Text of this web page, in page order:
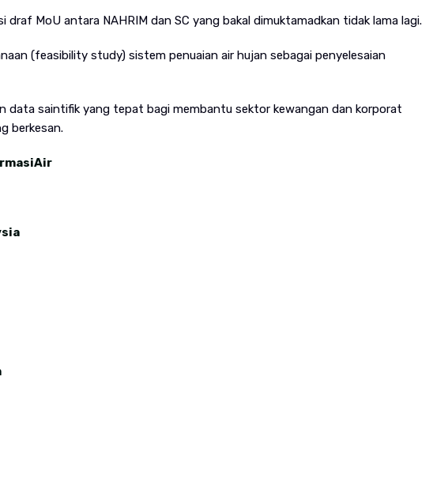
draf MoU antara NAHRIM dan SC yang bakal dimuktamadkan tidak lama lagi.
(feasibility study) sistem penuaian air hujan sebagai penyelesaian
data saintifik yang tepat bagi membantu sektor kewangan dan korporat
berkesan.